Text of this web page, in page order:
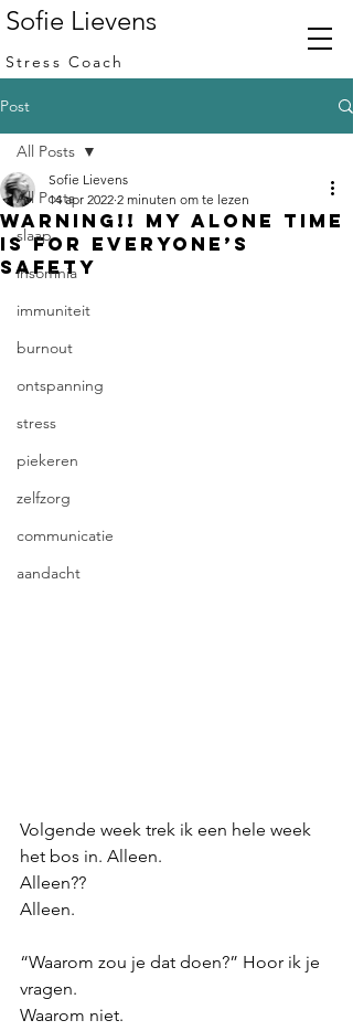
Sofie Lievens
Stress Coach
Post
All Posts
slaap
insomnia
immuniteit
burnout
ontspanning
stress
piekeren
zelfzorg
communicatie
aandacht
All Posts
WARNING!! My alone time
is for everyone’s
safety
Sofie Lievens
14 apr 2022 2 minuten om te lezen
Volgende week trek ik een hele week
het bos in. Alleen.
Alleen??
Alleen.
“Waarom zou je dat doen?” Hoor ik je
vragen.
Waarom niet.